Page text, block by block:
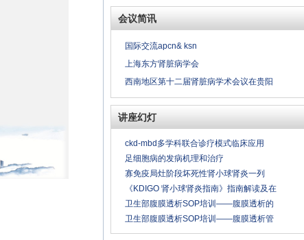
会议简讯
国际交流apcn& ksn
上海东方肾脏病学会
西南地区第十二届肾脏病学术会议在贵阳
讲座幻灯
ckd-mbd多学科联合诊疗模式临床应用
足细胞病的发病机理和治疗
寡免疫局灶阶段坏死性肾小球肾炎一列
《KDIGO 肾小球肾炎指南》指南解读及在
卫生部腹膜透析SOP培训——腹膜透析的
卫生部腹膜透析SOP培训——腹膜透析管